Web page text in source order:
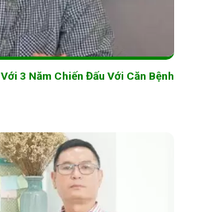
3 Năm Chiến Đấu Với Căn Bệnh